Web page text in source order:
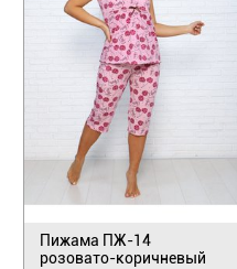
Пижама ПЖ-14
розовато-коричневый